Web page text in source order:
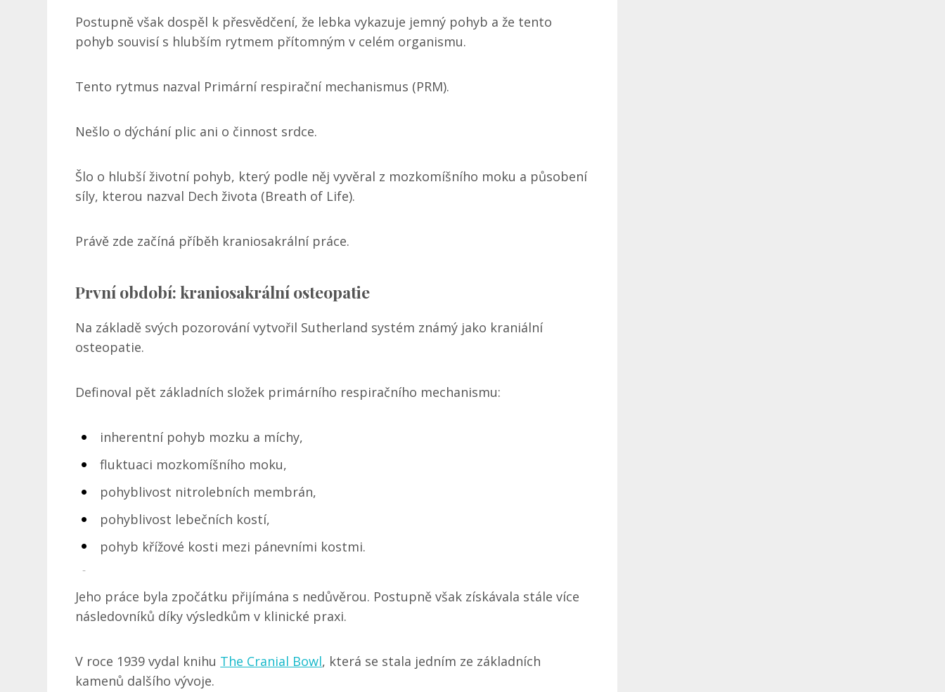
Postupně však dospěl k přesvědčení, že lebka vykazuje jemný pohyb a že tento
pohyb souvisí s hlubším rytmem přítomným v celém organismu.
Tento rytmus nazval Primární respirační mechanismus (PRM).
Nešlo o dýchání plic ani o činnost srdce.
Šlo o hlubší životní pohyb, který podle něj vyvěral z mozkomíšního moku a působení
síly, kterou nazval Dech života (Breath of Life).
Právě zde začíná příběh kraniosakrální práce.
První období: kraniosakrální osteopatie
Na základě svých pozorování vytvořil Sutherland systém známý jako kraniální
osteopatie.
Definoval pět základních složek primárního respiračního mechanismu:
inherentní pohyb mozku a míchy,
fluktuaci mozkomíšního moku,
pohyblivost nitrolebních membrán,
pohyblivost lebečních kostí,
pohyb křížové kosti mezi pánevními kostmi.
Jeho práce byla zpočátku přijímána s nedůvěrou. Postupně však získávala stále více
následovníků díky výsledkům v klinické praxi.
V roce 1939 vydal knihu The Cranial Bowl, která se stala jedním ze základních
kamenů dalšího vývoje.